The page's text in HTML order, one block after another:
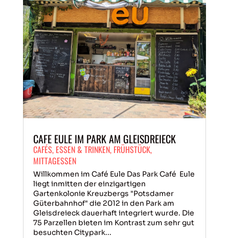
CAFE EULE IM PARK AM GLEISDREIECK
CAFÉS, ESSEN & TRINKEN, FRÜHSTÜCK,
MITTAGESSEN
Willkommen im Café Eule Das Park Café Eule
liegt inmitten der einzigartigen
Gartenkolonie Kreuzbergs "Potsdamer
Güterbahnhof" die 2012 in den Park am
Gleisdreieck dauerhaft integriert wurde. Die
75 Parzellen bieten im Kontrast zum sehr gut
besuchten Citypark...